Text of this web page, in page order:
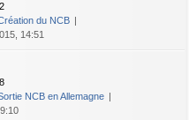
du NCB
14:51
NCB en Allemagne